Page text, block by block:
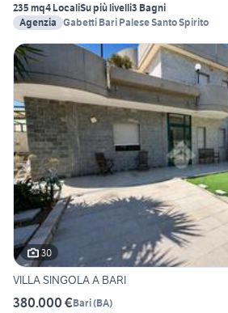
235 mq4 LocaliSu più livelli3 Bagni
Agenzia Gabetti Bari Palese Santo Spirito
30
VILLA SINGOLA A BARI
380.000 €Bari(BA)